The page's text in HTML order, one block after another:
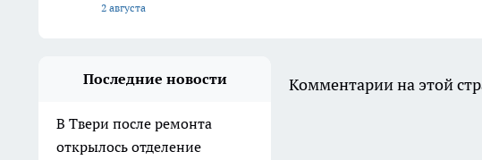
2 августа
Последние новости
В Твери после ремонта
открылось отделение
Комментарии на этой